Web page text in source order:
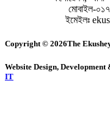
মোবাইল-
ইমেইলঃ
Copyright © 2026The
Website Design,
IT